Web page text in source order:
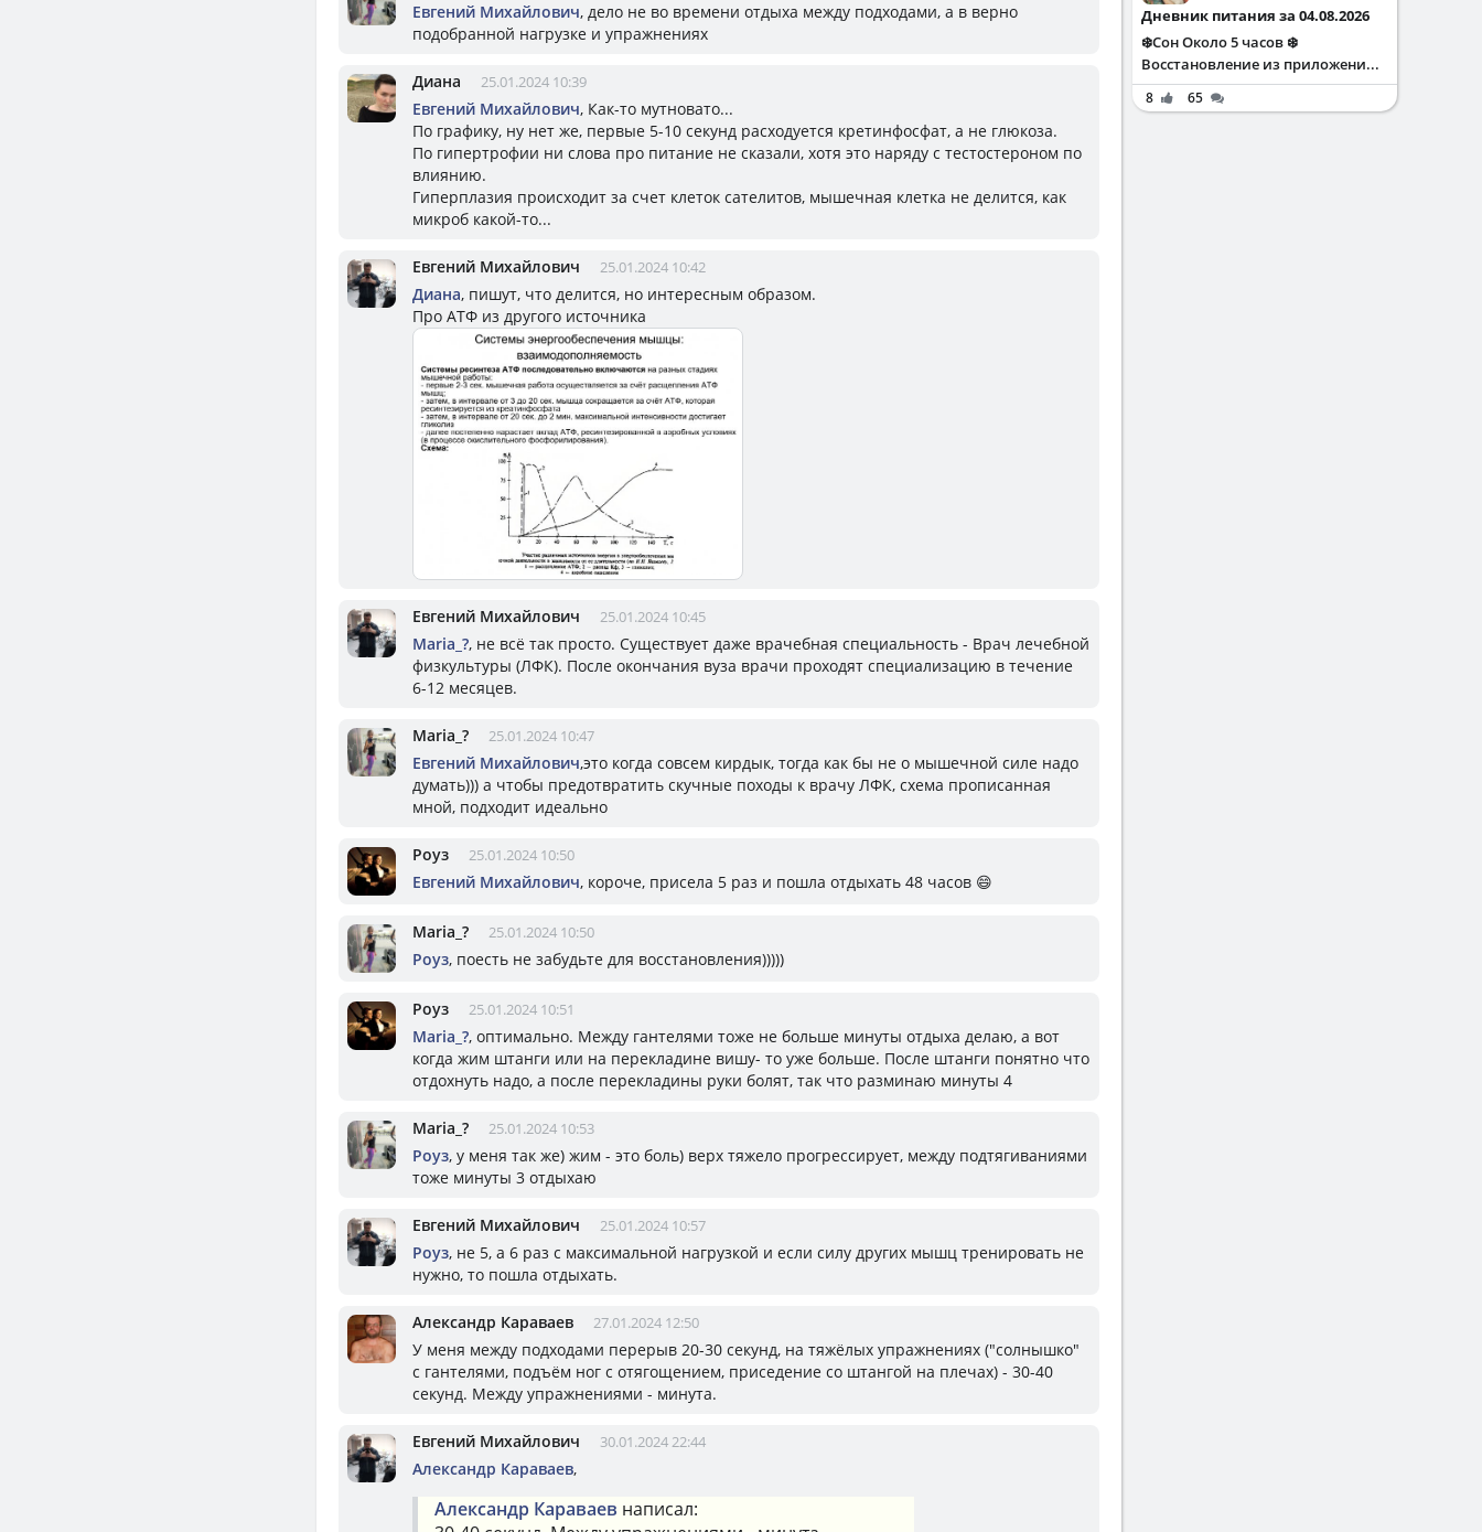
Евгений Михайлович, дело не во времени отдыха между подходами, а в верно
подобранной нагрузке и упражнениях
Диана 25.01.2024 10:39
Евгений Михайлович, Как-то мутновато...
По графику, ну нет же, первые 5-10 секунд расходуется кретинфосфат, а не глюкоза.
По гипертрофии ни слова про питание не сказали, хотя это наряду с тестостероном по
влиянию.
Гиперплазия происходит за счет клеток сателитов, мышечная клетка не делится, как
микроб какой-то...
Евгений Михайлович 25.01.2024 10:42
Диана, пишут, что делится, но интересным образом.
Про АТФ из другого источника
Евгений Михайлович 25.01.2024 10:45
Mariа_?, не всё так просто. Существует даже врачебная специальность - Врач лечебной
физкультуры (ЛФК). После окончания вуза врачи проходят специализацию в течение
6-12 месяцев.
Mariа_? 25.01.2024 10:47
Евгений Михайлович,это когда совсем кирдык, тогда как бы не о мышечной силе надо
думать))) а чтобы предотвратить скучные походы к врачу ЛФК, схема прописанная
мной, подходит идеально
Роуз 25.01.2024 10:50
Евгений Михайлович, короче, присела 5 раз и пошла отдыхать 48 часов 😄
Mariа_? 25.01.2024 10:50
Роуз, поесть не забудьте для восстановления)))))
Роуз 25.01.2024 10:51
Mariа_?, оптимально. Между гантелями тоже не больше минуты отдыха делаю, а вот
когда жим штанги или на перекладине вишу- то уже больше. После штанги понятно что
отдохнуть надо, а после перекладины руки болят, так что разминаю минуты 4
Mariа_? 25.01.2024 10:53
Роуз, у меня так же) жим - это боль) верх тяжело прогрессирует, между подтягиваниями
тоже минуты 3 отдыхаю
Евгений Михайлович 25.01.2024 10:57
Роуз, не 5, а 6 раз с максимальной нагрузкой и если силу других мышц тренировать не
нужно, то пошла отдыхать.
Александр Караваев 27.01.2024 12:50
У меня между подходами перерыв 20-30 секунд, на тяжёлых упражнениях ("солнышко"
с гантелями, подъём ног с отягощением, приседение со штангой на плечах) - 30-40
секунд. Между упражнениями - минута.
Евгений Михайлович 30.01.2024 22:44
Александр Караваев,
Александр Караваев написал:
Дневник питания за 04.08.2026
❄️Сон Около 5 часов ❄️
Восстановление из приложени...
8 65